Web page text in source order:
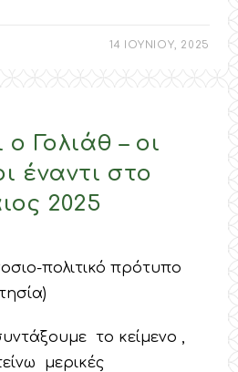
14 ΙΟΥΝΙΟΥ, 2025
Γολιάθ – οι
έναντι στο
2025
πολιτικό πρότυπο
το κείμενο ,
μερικές